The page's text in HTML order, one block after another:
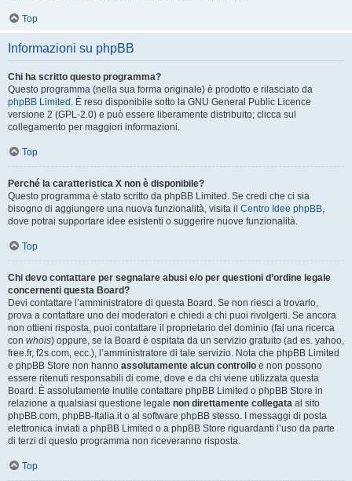
Top
Informazioni su phpBB
Chi ha scritto questo programma?
Questo programma (nella sua forma originale) è prodotto e rilasciato da
phpBB Limited . È reso disponibile sotto la GNU General Public Licence
versione 2 (GPL-2.0) e può essere liberamente distribuito; clicca sul
collegamento per maggiori informazioni.
Top
Perché la caratteristica X non è disponibile?
Questo programma è stato scritto da phpBB Limited. Se credi che ci sia
bisogno di aggiungere una nuova funzionalità, visita il Centro Idee phpBB,
dove potrai supportare idee esistenti o suggerire nuove funzionalità.
Top
Chi devo contattare per segnalare abusi e/o per questioni d’ordine legale
concernenti questa Board?
Devi contattare l’amministratore di questa Board. Se non riesci a trovarlo,
prova a contattare uno dei moderatori e chiedi a chi puoi rivolgerti. Se ancora
non ottieni risposta, puoi contattare il proprietario del dominio (fai una ricerca
con whois) oppure, se la Board è ospitata da un servizio gratuito (ad es. yahoo,
free.fr, f2s.com, ecc.), l’amministratore di tale servizio. Nota che phpBB Limited
e phpBB Store non hanno assolutamente alcun controllo e non possono
essere ritenuti responsabili di come, dove e da chi viene utilizzata questa
Board. È assolutamente inutile contattare phpBB Limited o phpBB Store in
relazione a qualsiasi questione legale non direttamente collegata al sito
phpBB.com, phpBB-Italia.it o al software phpBB stesso. I messaggi di posta
elettronica inviati a phpBB Limited o a phpBB Store riguardanti l’uso da parte
di terzi di questo programma non riceveranno risposta.
Top